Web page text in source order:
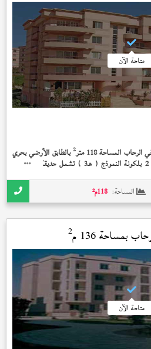
متاحة الآن
المساحة 118 متر 2بالطابق الأرضي بحري
هـ3 ) تشمل حديقة خاصة 50
المساحة: 118م²
بمساحة 136 م 2
متاحة الآن